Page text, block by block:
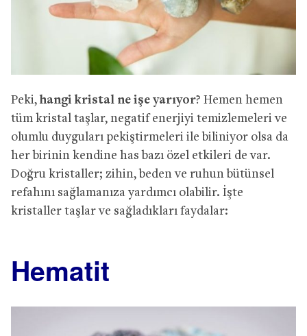
Peki, hangi kristal ne işe yarıyor? Hemen hemen
tüm kristal taşlar, negatif enerjiyi temizlemeleri ve
olumlu duyguları pekiştirmeleri ile biliniyor olsa da
her birinin kendine has bazı özel etkileri de var.
Doğru kristaller; zihin, beden ve ruhun bütünsel
refahını sağlamanıza yardımcı olabilir. İşte
kristaller taşlar ve sağladıkları faydalar:
Hematit